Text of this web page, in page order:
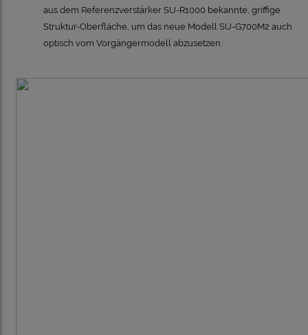
aus dem Referenzverstärker SU-R1000 bekannte, griffige
Struktur-Oberfläche, um das neue Modell SU-G700M2 auch
optisch vom Vorgängermodell abzusetzen.